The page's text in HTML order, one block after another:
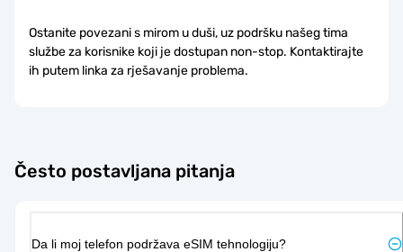
Ostanite povezani s mirom u duši, uz podršku našeg tima
službe za korisnike koji je dostupan non-stop. Kontaktirajte
ih putem linka za rješavanje problema.
Često postavljana pitanja
Da li moj telefon podržava eSIM tehnologiju?